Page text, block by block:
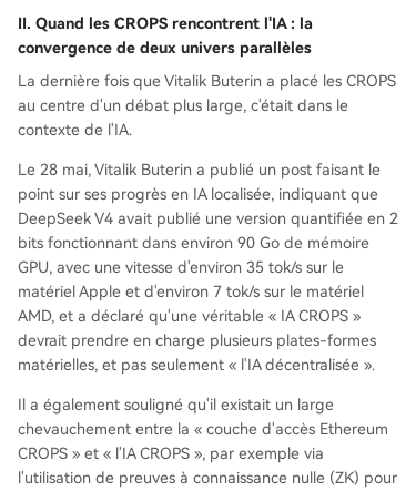
II. Quand les CROPS rencontrent l'IA : la
convergence de deux univers parallèles
La dernière fois que Vitalik Buterin a placé les CROPS
au centre d'un débat plus large, c'était dans le
contexte de l'IA.
Le 28 mai, Vitalik Buterin a publié un post faisant le
point sur ses progrès en IA localisée, indiquant que
DeepSeek V4 avait publié une version quantifiée en 2
bits fonctionnant dans environ 90 Go de mémoire
GPU, avec une vitesse d'environ 35 tok/s sur le
matériel Apple et d'environ 7 tok/s sur le matériel
AMD, et a déclaré qu'une véritable « IA CROPS »
devrait prendre en charge plusieurs plates-formes
matérielles, et pas seulement « l'IA décentralisée ».
Il a également souligné qu'il existait un large
chevauchement entre la « couche d'accès Ethereum
CROPS » et « l'IA CROPS », par exemple via
l'utilisation de preuves à connaissance nulle (ZK) pour